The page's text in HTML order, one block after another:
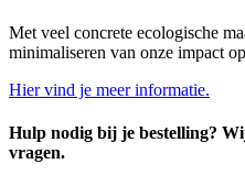
Met veel concrete ecologische
minimaliseren van onze impact
Hier vind je meer informatie.
Hulp nodig bij je bestelling?
vragen.